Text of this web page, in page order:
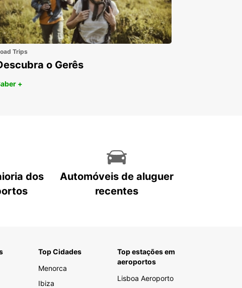
Trips
o Gerês
+
dos
Automóveis de aluguer
recentes
Top Cidades
Menorca
Ibiza
Top estações em
aeroportos
Lisboa Aeroporto